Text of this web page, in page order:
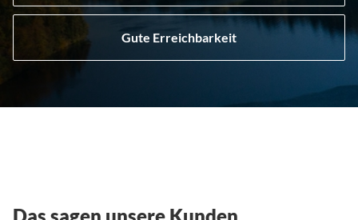
Gute Erreichbarkeit